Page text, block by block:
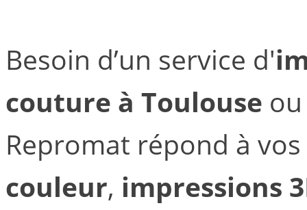
Besoin d’un service d'
couture à Toulouse
Repromat répond à
couleur, impressions